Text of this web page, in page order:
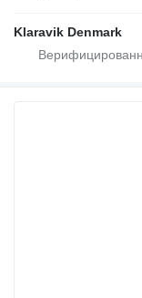
Klaravik Denmark